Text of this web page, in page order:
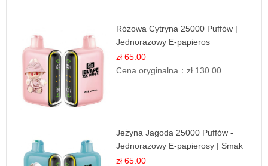
Różowa Cytryna 25000 Puffów |
Jednorazowy E-papieros
zł 65.00
Cena oryginalna：zł 130.00
Jeżyna Jagoda 25000 Puffów -
Jednorazowy E-papierosy | Smak
Leśnych Owoców
zł 65.00